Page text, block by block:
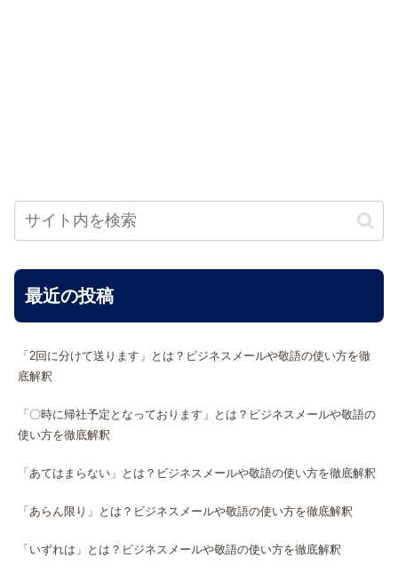
最近の投稿
「2回に分けて送ります」とは？ビジネスメールや敬語の使い方を徹
底解釈
「〇時に帰社予定となっております」とは？ビジネスメールや敬語の
使い方を徹底解釈
「あてはまらない」とは？ビジネスメールや敬語の使い方を徹底解釈
「あらん限り」とは？ビジネスメールや敬語の使い方を徹底解釈
「いずれは」とは？ビジネスメールや敬語の使い方を徹底解釈